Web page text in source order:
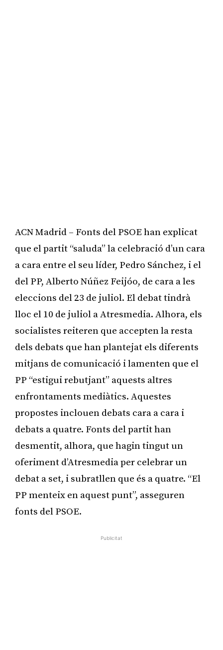
ACN Madrid – Fonts del PSOE han explicat
que el partit “saluda” la celebració d’un cara
a cara entre el seu líder, Pedro Sánchez, i el
del PP, Alberto Núñez Feijóo, de cara a les
eleccions del 23 de juliol. El debat tindrà
lloc el 10 de juliol a Atresmedia. Alhora, els
socialistes reiteren que accepten la resta
dels debats que han plantejat els diferents
mitjans de comunicació i lamenten que el
PP “estigui rebutjant” aquests altres
enfrontaments mediàtics. Aquestes
propostes inclouen debats cara a cara i
debats a quatre. Fonts del partit han
desmentit, alhora, que hagin tingut un
oferiment d’Atresmedia per celebrar un
debat a set, i subratllen que és a quatre. “El
PP menteix en aquest punt”, asseguren
fonts del PSOE.
Publicitat